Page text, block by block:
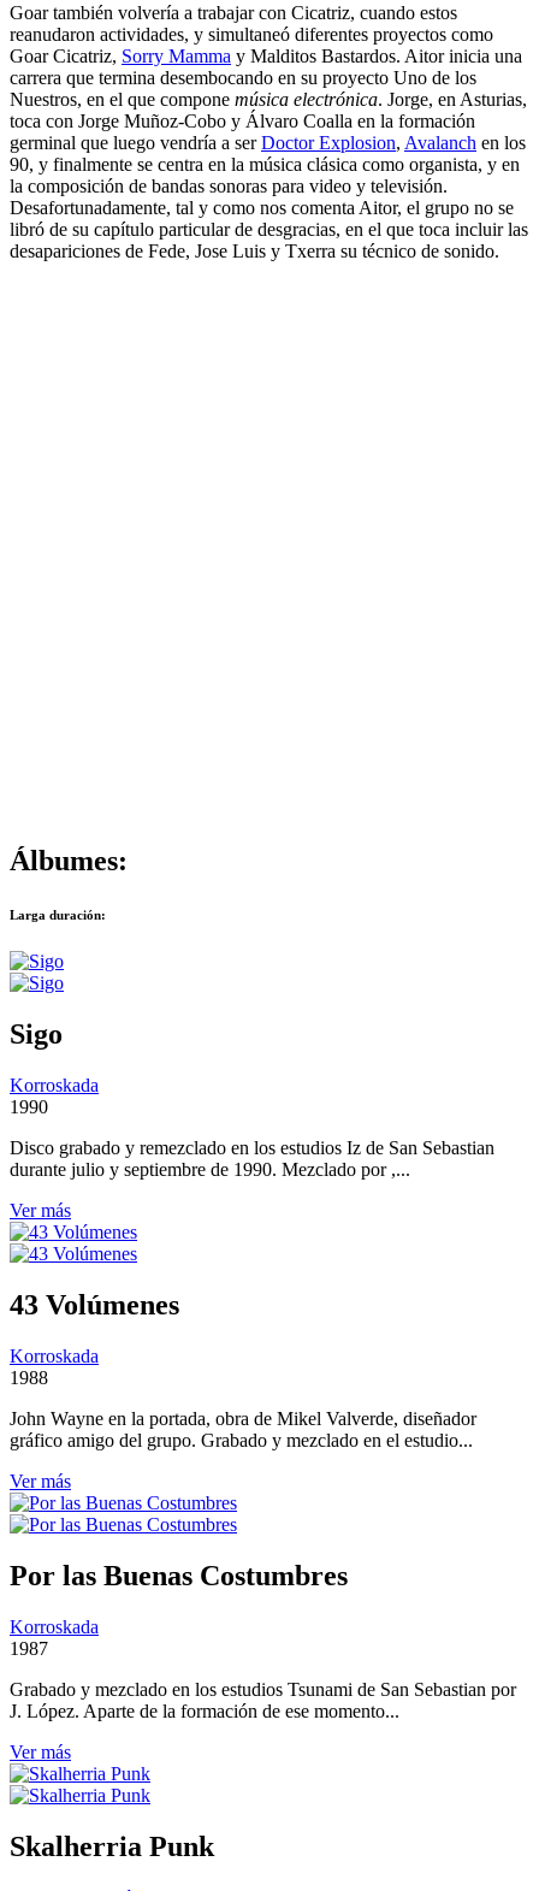
Goar también volvería a trabajar con Cicatriz, cuando estos
reanudaron actividades, y simultaneó diferentes proyectos como
Goar Cicatriz, Sorry Mamma y Malditos Bastardos. Aitor inicia una
carrera que termina desembocando en su proyecto Uno de los
Nuestros, en el que compone música electrónica. Jorge, en Asturias,
toca con Jorge Muñoz-Cobo y Álvaro Coalla en la formación
germinal que luego vendría a serDoctor Explosion, Avalanch en los
90, y finalmente se centra en la música clásica como organista, y en
la composición de bandas sonoras para video y televisión.
Desafortunadamente, tal y como nos comenta Aitor, el grupo no se
libró de su capítulo particular de desgracias, en el que toca incluir las
desapariciones de Fede, Jose Luis y Txerra su técnico de sonido.
Álbumes:
Larga duración:
Sigo
Korroskada
1990
Disco grabado y remezclado en los estudios Iz de San Sebastian
durante julio y septiembre de 1990. Mezclado por ,...
Ver más
43 Volúmenes
Korroskada
1988
John Wayne en la portada, obra de Mikel Valverde, diseñador
gráfico amigo del grupo. Grabado y mezclado en el estudio...
Ver más
Por las Buenas Costumbres
Korroskada
1987
Grabado y mezclado en los estudios Tsunami de San Sebastian por
J. López. Aparte de la formación de ese momento...
Ver más
Skalherria Punk